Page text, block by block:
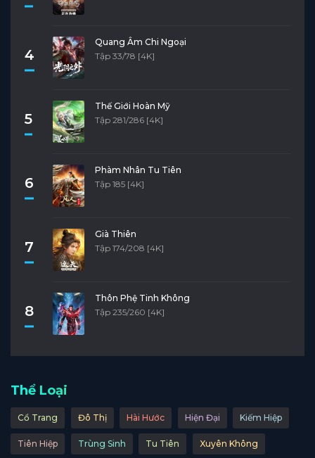
4
Quang Âm Chi Ngoại
Tập 33/78 [4K]
5
Thế Giới Hoàn Mỹ
Tập 281/286 [4K]
6
Phàm Nhân Tu Tiên
Tập 185 [4K]
7
Già Thiên
Tập 174/208 [4K]
8
Thôn Phệ Tinh Không
Tập 235/260 [4K]
Thể Loại
Cổ Trang Đô Thị Hài Hước Hiện Đại Kiếm Hiệp
Tiên Hiệp Trùng Sinh Tu Tiên Xuyên Không